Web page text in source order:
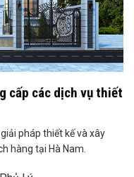
cấp các dịch vụ thiết
pháp thiết kế và xây
hàng tại Hà Nam.